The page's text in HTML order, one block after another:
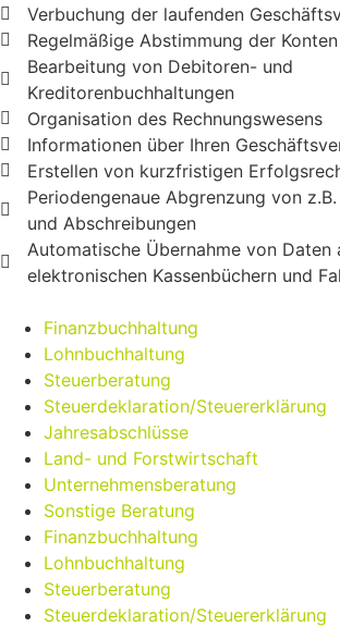
Verbuchung der laufenden
Regelmäßige Abstimmung der Konten
Bearbeitung von Debitoren- und
Kreditorenbuchhaltungen
Organisation des Rechnungswesens
Informationen über Ihren
Erstellen von kurzfristigen
Periodengenaue Abgrenzung von
und Abschreibungen
Automatische Übernahme von Daten
elektronischen Kassenbüchern und
Finanzbuchhaltung
Lohnbuchhaltung
Steuerberatung
Steuerdeklaration/Steuererklärung
Jahresabschlüsse
Land- und Forstwirtschaft
Unternehmensberatung
Sonstige Beratung
Finanzbuchhaltung
Lohnbuchhaltung
Steuerberatung
Steuerdeklaration/Steuererklärung